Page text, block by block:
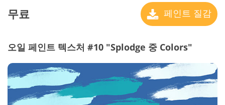
무료 페인트 질감
오일 페인트 텍스처 #10 "Splodge 중 Colors"